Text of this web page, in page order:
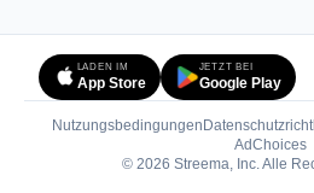
LADEN IM
App Store
JETZT BEI
Google Play
Nutzungsbedingungen
AdChoices
© 2026 Streema, Inc. Alle